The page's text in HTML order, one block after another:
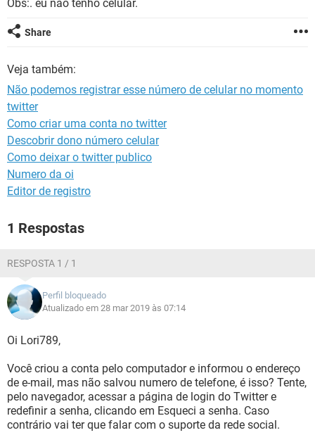
GUIA DE COMPRAS
Obs:. eu não tenho celular.
Share
Veja também:
Não podemos registrar esse número de celular no momento
twitter
Como criar uma conta no twitter
Descobrir dono número celular
Como deixar o twitter publico
Numero da oi
Editor de registro
1 Respostas
RESPOSTA 1 / 1
Perfil bloqueado
Atualizado em 28 mar 2019 às 07:14
Oi Lori789,
Você criou a conta pelo computador e informou o endereço
de e-mail, mas não salvou numero de telefone, é isso? Tente,
pelo navegador, acessar a página de login do Twitter e
redefinir a senha, clicando em Esqueci a senha. Caso
contrário vai ter que falar com o suporte da rede social.